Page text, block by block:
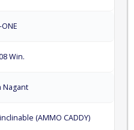
Win.
Nagant
(AMMO CADDY)